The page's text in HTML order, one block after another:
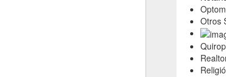
Otros